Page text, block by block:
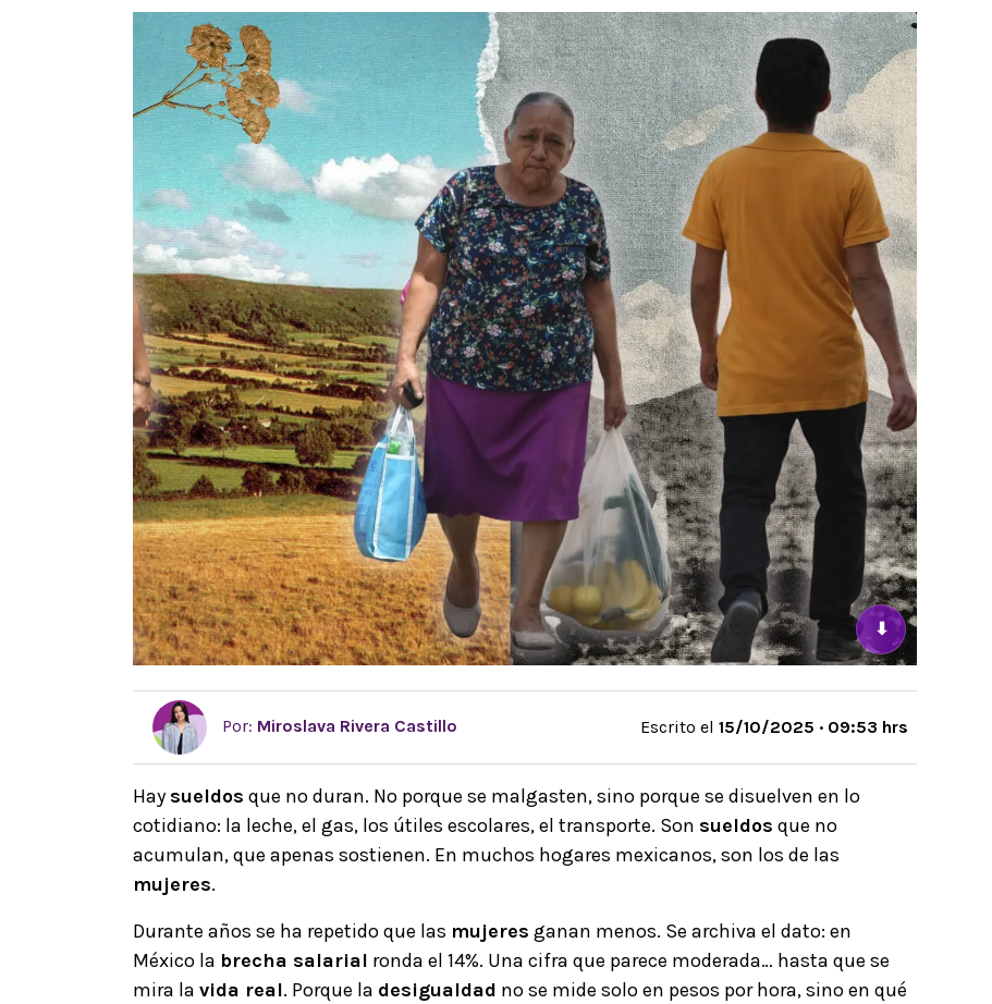
⬇
Por: Miroslava Rivera Castillo Escrito el 15/10/2025 · 09:53 hrs
Hay sueldos que no duran. No porque se malgasten, sino porque se disuelven en lo
cotidiano: la leche, el gas, los útiles escolares, el transporte. Son sueldos que no
acumulan, que apenas sostienen. En muchos hogares mexicanos, son los de las
mujeres.
Durante años se ha repetido que las mujeres ganan menos. Se archiva el dato: en
México la brecha salarial ronda el 14%. Una cifra que parece moderada… hasta que se
mira la vida real. Porque la desigualdad no se mide solo en pesos por hora, sino en qué